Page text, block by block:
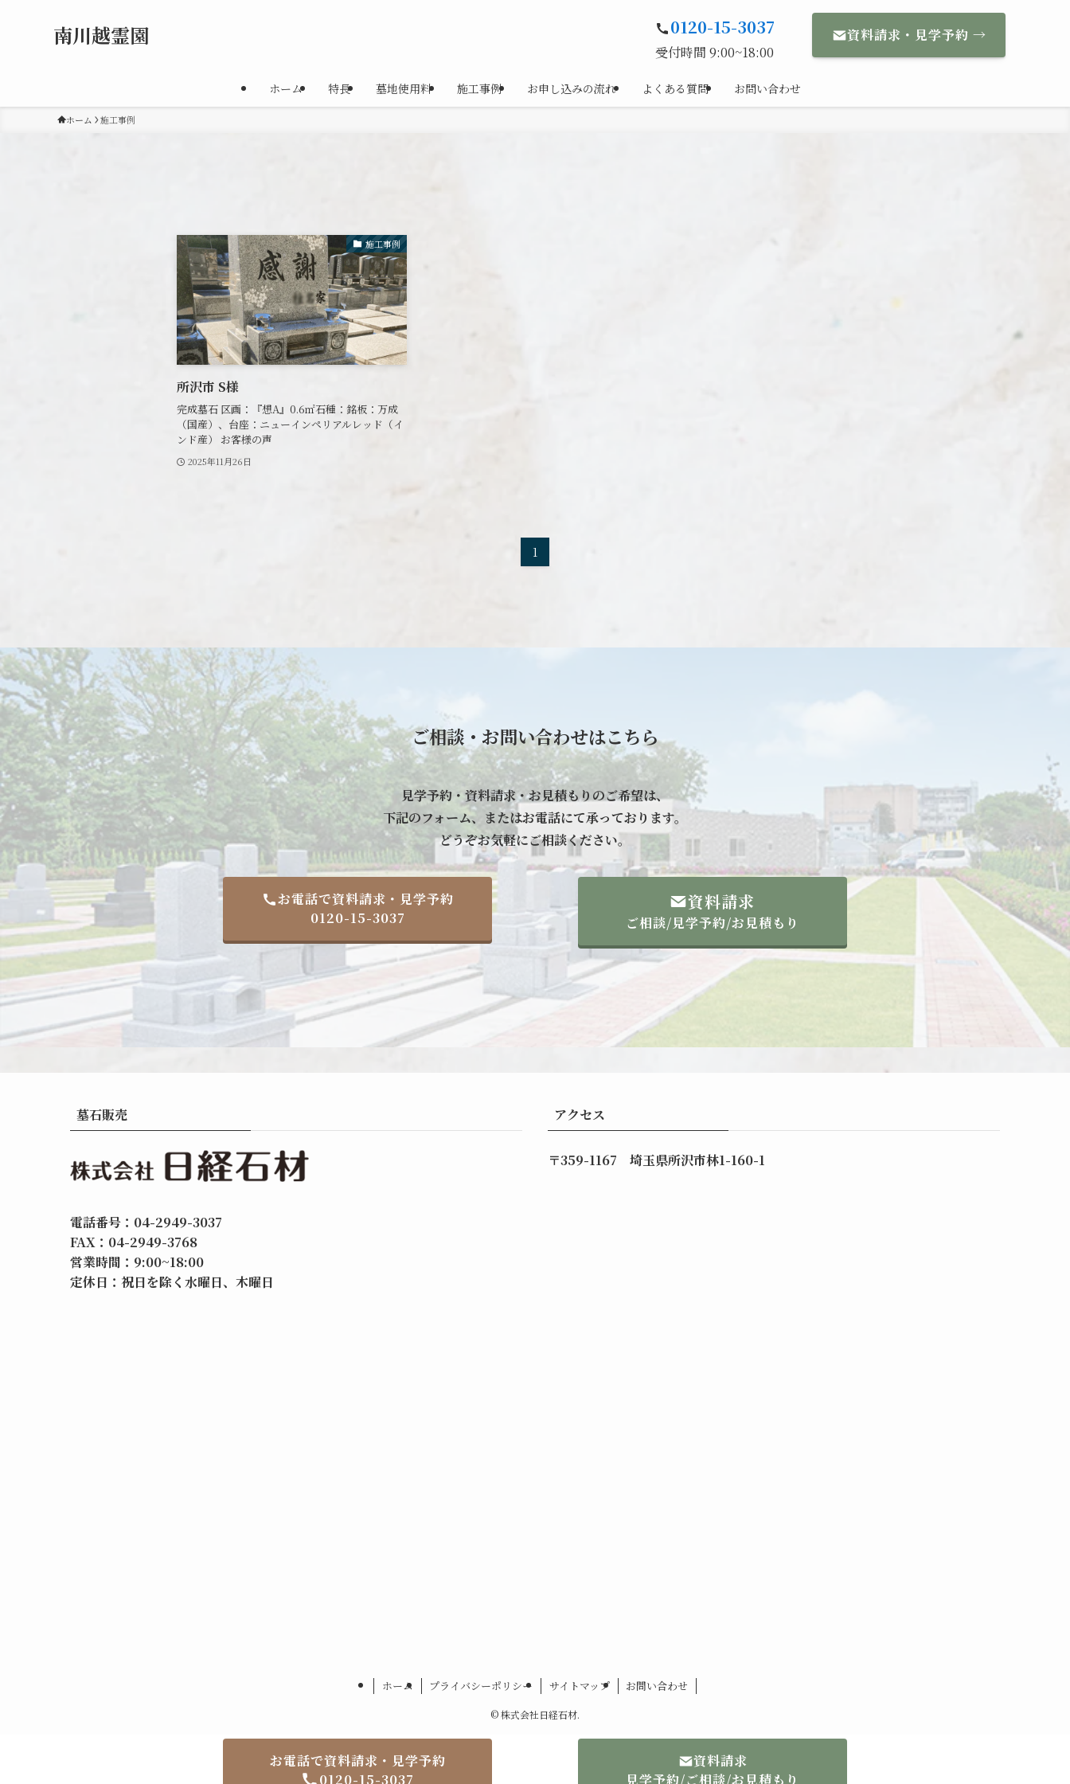
南川越霊園
ホーム 特長 墓地使用料 施工事例 お申し込みの流れ よくある質問 お問い合わせ
0120-15-3037
受付時間 9:00~18:00
資料請求・見学予約 →
ホーム 施工事例
施工事例
所沢市 S様
完成墓石 区画：『想A』0.6㎡石種：銘板：万成
（国産）、台座：ニューインペリアルレッド（イ
ンド産） お客様の声
2025年11月26日
1
ご相談・お問い合わせはこちら
見学予約・資料請求・お見積もりのご希望は、
下記のフォーム、またはお電話にて承っております。
どうぞお気軽にご相談ください。
お電話で資料請求・見学予約
0120-15-3037
資料請求
ご相談/見学予約/お見積もり
お電話で資料請求・見学予約
0120-15-3037
資料請求
見学予約/ご相談/お見積もり
墓石販売
電話番号：04-2949-3037
FAX：04-2949-3768
営業時間：9:00~18:00
定休日：祝日を除く水曜日、木曜日
アクセス
〒359-1167 埼玉県所沢市林1-160-1
ホーム プライバシーポリシー サイトマップ お問い合わせ
©株式会社日経石材.